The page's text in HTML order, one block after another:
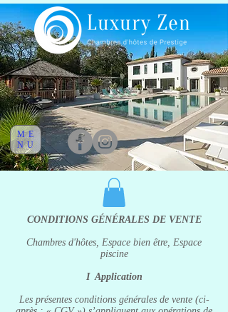
ME
NU
CONDITIONS GÉNÉRALES DE VENTE
Chambres d'hôtes, Espace bien être, Espace
piscine
I Application
Les présentes conditions générales de vente (ci-